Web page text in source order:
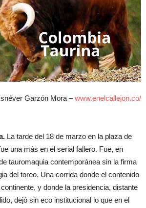
Garzón Mora –www.enelcallejon.co/
La tarde del 18 de marzo en la plaza de
una más en el serial fallero. Fue, en
tauromaquia contemporánea sin la firma
del toreo. Una corrida donde el contenido
y donde la presidencia, distante
dejó sin eco institucional lo que en el